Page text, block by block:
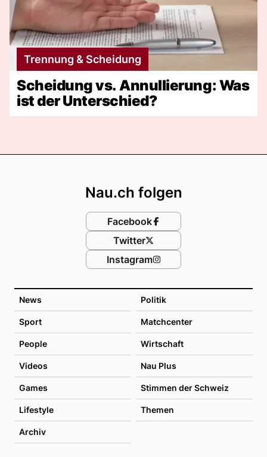
Trennung & Scheidung
Scheidung vs. Annullierung: Was
ist der Unterschied?
News Politik
Sport Matchcenter
People Wirtschaft
Videos Nau Plus
Games Stimmen der Schweiz
Lifestyle Themen
Archiv
Nau.ch folgen
Facebook
Twitter
Instagram